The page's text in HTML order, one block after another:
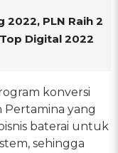
PLN Raih 2
Digital 2022
konversi
Pertamina yang
baterai untuk
sehingga